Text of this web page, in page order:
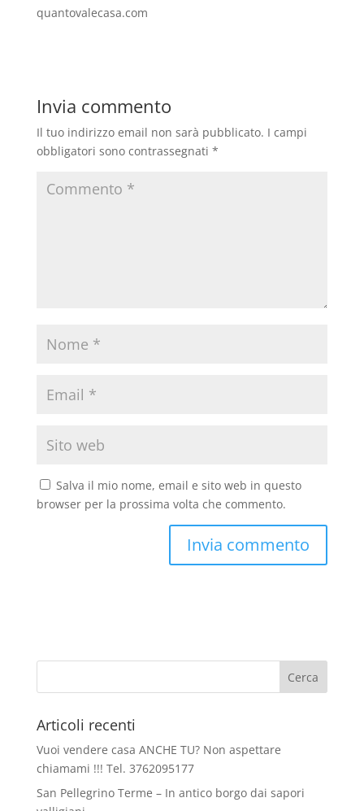
quantovalecasa.com
Invia commento
Il tuo indirizzo email non sarà pubblicato. I campi
obbligatori sono contrassegnati *
Salva il mio nome, email e sito web in questo
browser per la prossima volta che commento.
Articoli recenti
Vuoi vendere casa ANCHE TU? Non aspettare
chiamami !!! Tel. 3762095177
San Pellegrino Terme – In antico borgo dai sapori